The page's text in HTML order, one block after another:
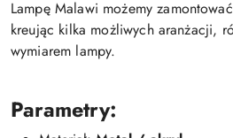
Lampę Malawi możemy
kreując kilka możliwych aranżacji,
wymiarem lampy.
Parametry: